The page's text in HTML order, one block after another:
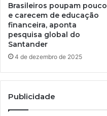
Brasileiros poupam pouco
e carecem de educação
financeira, aponta
pesquisa global do
Santander
4 de dezembro de 2025
Publicidade